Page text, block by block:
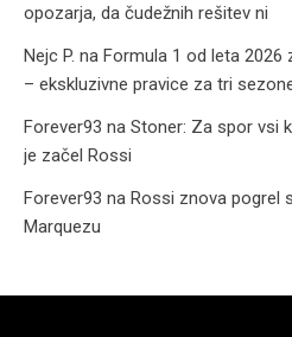
opozarja, da čudežnih rešitev ni
Nejc P. na Formula 1 od leta 2026
– ekskluzivne pravice za tri
Forever93 na Stoner: Za spor vsi
je začel Rossi
Forever93 na Rossi znova pogrel
Marquezu